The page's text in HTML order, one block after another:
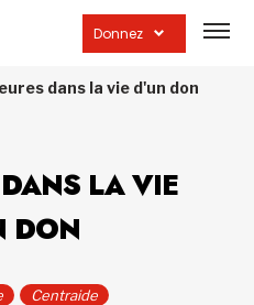
Donnez
la
dans la vie d'un don
LA VIE
DON
Centraide